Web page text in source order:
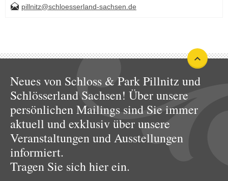
pillnitz@schloesserland-sachsen.de
Neues von Schloss & Park Pillnitz und
Schlösserland Sachsen! Über unsere
persönlichen Mailings sind Sie immer
aktuell und exklusiv über unsere
Veranstaltungen und Ausstellungen
informiert.
Tragen Sie sich hier ein.